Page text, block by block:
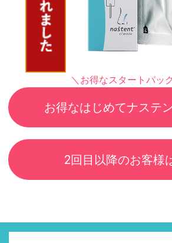
＼お得なスタートパッ
お得なはじめてナステ
2回目以降のお客様